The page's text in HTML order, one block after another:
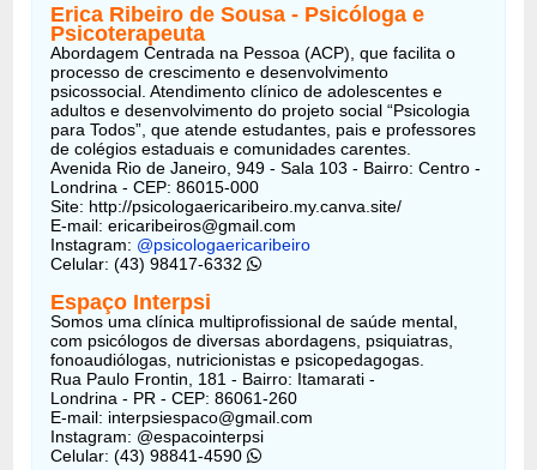
Erica Ribeiro de Sousa - Psicóloga e
Psicoterapeuta
Abordagem Centrada na Pessoa (ACP), que facilita o
processo de crescimento e desenvolvimento
psicossocial. Atendimento clínico de adolescentes e
adultos e desenvolvimento do projeto social “Psicologia
para Todos”, que atende estudantes, pais e professores
de colégios estaduais e comunidades carentes.
Avenida Rio de Janeiro, 949 - Sala 103 - Bairro: Centro -
Londrina - CEP: 86015-000
Site: http://psicologaericaribeiro.my.canva.site/
E-mail: ericaribeiros@gmail.com
Instagram: @psicologaericaribeiro
Celular: (43) 98417-6332
Espaço Interpsi
Somos uma clínica multiprofissional de saúde mental,
com psicólogos de diversas abordagens, psiquiatras,
fonoaudiólogas, nutricionistas e psicopedagogas.
Rua Paulo Frontin, 181 - Bairro: Itamarati -
Londrina - PR - CEP: 86061-260
E-mail: interpsiespaco@gmail.com
Instagram: @espacointerpsi
Celular: (43) 98841-4590